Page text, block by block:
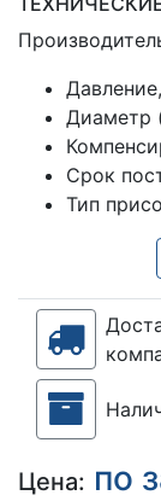
Диаметр
Срок
Тип
Цена: по